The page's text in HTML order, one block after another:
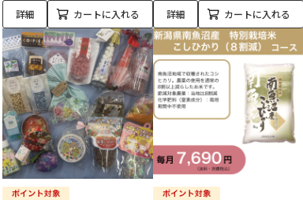
詳細 カートに入れる 詳細 カートに入れる